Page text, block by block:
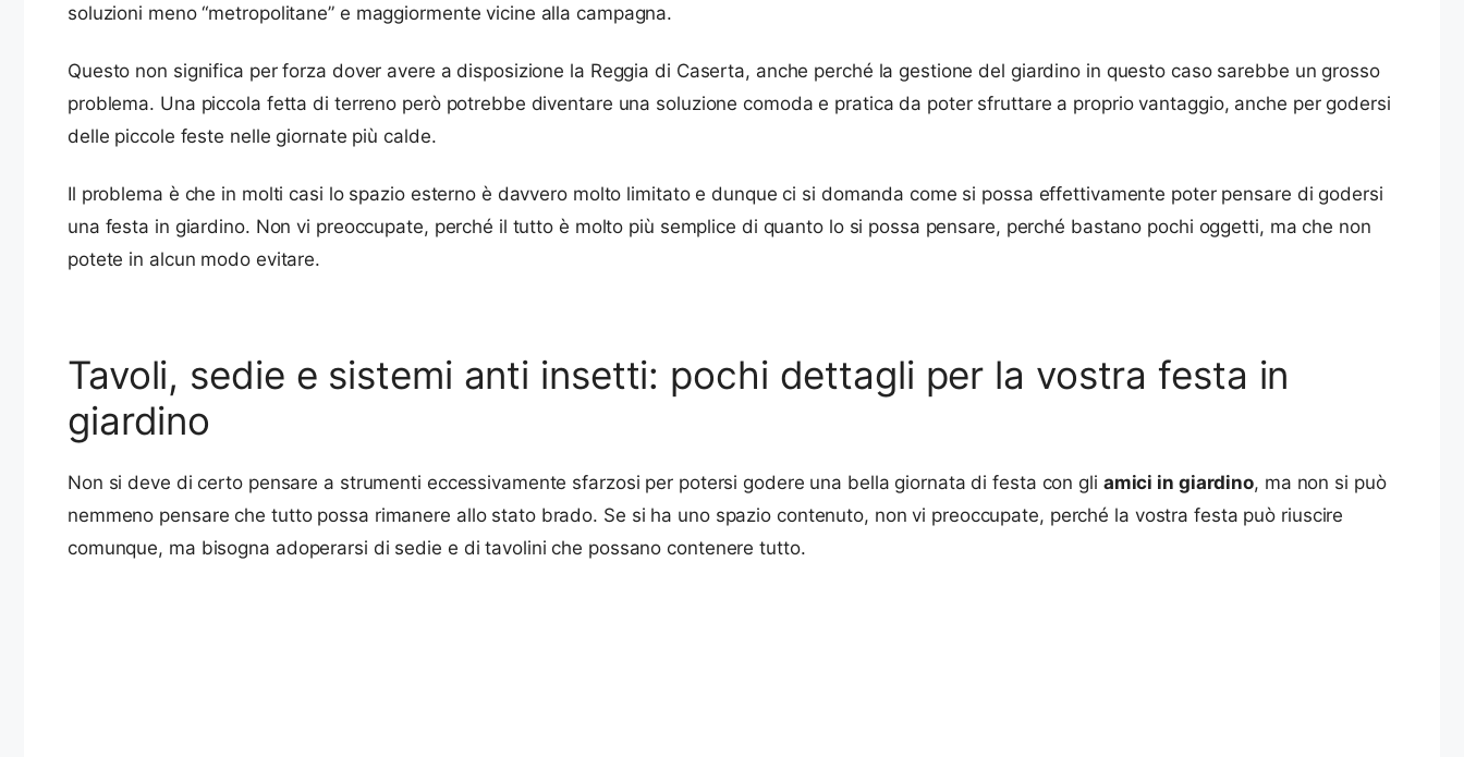
soluzioni meno “metropolitane” e maggiormente vicine alla campagna.
Questo non significa per forza dover avere a disposizione la Reggia di Caserta, anche perché la gestione del giardino in questo caso sarebbe un grosso
problema. Una piccola fetta di terreno però potrebbe diventare una soluzione comoda e pratica da poter sfruttare a proprio vantaggio, anche per godersi
delle piccole feste nelle giornate più calde.
Il problema è che in molti casi lo spazio esterno è davvero molto limitato e dunque ci si domanda come si possa effettivamente poter pensare di godersi
una festa in giardino. Non vi preoccupate, perché il tutto è molto più semplice di quanto lo si possa pensare, perché bastano pochi oggetti, ma che non
potete in alcun modo evitare.
Tavoli, sedie e sistemi anti insetti: pochi dettagli per la vostra festa in
giardino
Non si deve di certo pensare a strumenti eccessivamente sfarzosi per potersi godere una bella giornata di festa con gli amici in giardino, ma non si può
nemmeno pensare che tutto possa rimanere allo stato brado. Se si ha uno spazio contenuto, non vi preoccupate, perché la vostra festa può riuscire
comunque, ma bisogna adoperarsi di sedie e di tavolini che possano contenere tutto.